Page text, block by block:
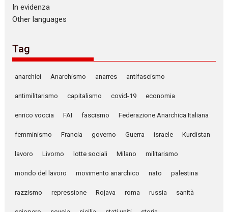
In evidenza
Other languages
Tag
anarchici Anarchismo anarres antifascismo
antimilitarismo capitalismo covid-19 economia
enrico voccia FAI fascismo Federazione Anarchica Italiana
femminismo Francia governo Guerra israele Kurdistan
lavoro Livorno lotte sociali Milano militarismo
mondo del lavoro movimento anarchico nato palestina
razzismo repressione Rojava roma russia sanità